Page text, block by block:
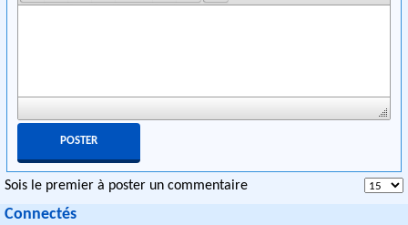
Sois le premier à poster un commentaire
Connectés